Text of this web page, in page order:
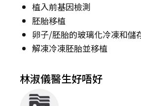
植入前基因檢測
胚胎移植
卵子/胚胎的玻璃化冷凍和儲
解凍冷凍胚胎並移植
林淑儀醫生好唔好